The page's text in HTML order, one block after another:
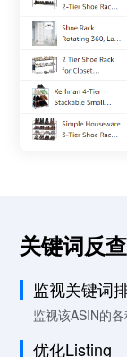
关键词反查
监视关键词
监视该ASIN的
优化Listing